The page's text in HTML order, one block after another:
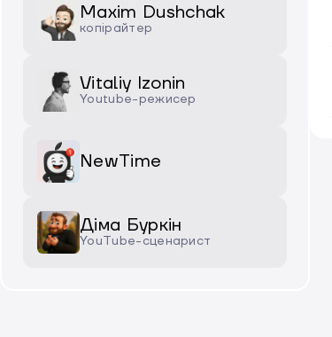
Maxim Dushchak
копірайтер
Vitaliy Izonin
Youtube-режисер
NewTime
Діма Буркін
YouTube-сценарист